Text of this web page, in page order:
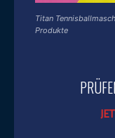
Titan
Produkte